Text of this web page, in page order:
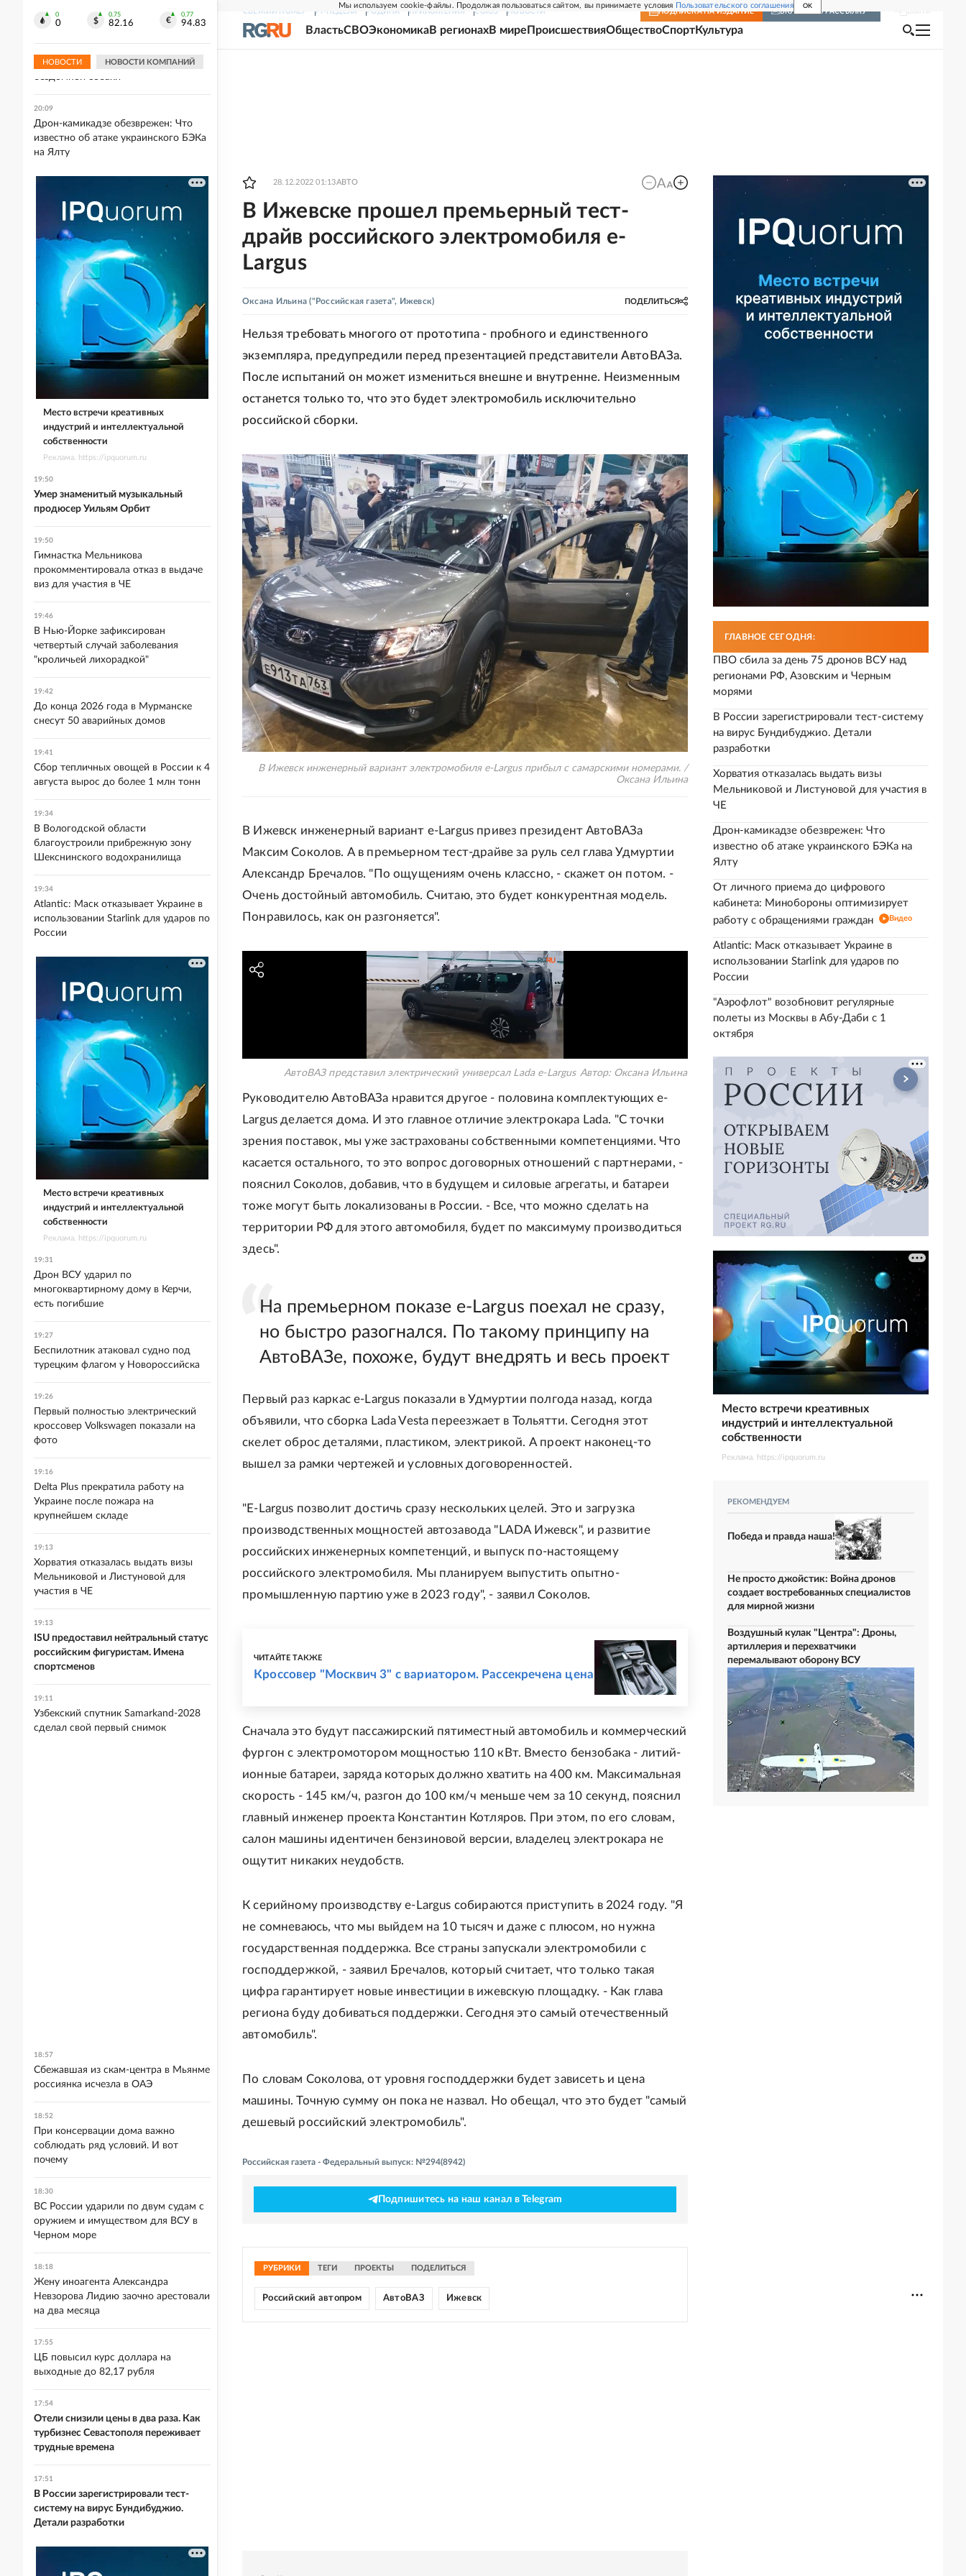
Мы используем cookie-файлы. Продолжая пользоваться сайтом, вы принимаете условия Пользовательского соглашения OK
СВЕЖИЙ НОМЕР РГ-НЕДЕЛЯ РОДИНА ПРИЛОЖЕНИЯ СОЮЗ НОВОСТИ ПОДПИСКА НА ИЗДАНИЕ ВКЛЮЧИТЬ РАССЫЛКУ
ВластьСВОЭкономикаВ регионахВ мире ПроисшествияОбществоСпортКультура
28.12.2022 01:13АВТО
В Ижевске прошел премьерный тест-
драйв российского электромобиля e-
Largus
Оксана Ильина ("Российская газета", Ижевск) ПОДЕЛИТЬСЯ
Нельзя требовать многого от прототипа - пробного и единственного
экземпляра, предупредили перед презентацией представители АвтоВАЗа.
После испытаний он может измениться внешне и внутренне. Неизменным
останется только то, что это будет электромобиль исключительно
российской сборки.
В Ижевск инженерный вариант электромобиля e-Largus прибыл с самарскими номерами. /
Оксана Ильина
В Ижевск инженерный вариант e-Largus привез президент АвтоВАЗа
Максим Соколов. А в премьерном тест-драйве за руль сел глава Удмуртии
Александр Бречалов. "По ощущениям очень классно, - скажет он потом. -
Очень достойный автомобиль. Считаю, это будет конкурентная модель.
Понравилось, как он разгоняется".
АвтоВАЗ представил электрический универсал Lada e-Largus Автор: Оксана Ильина
Руководителю АвтоВАЗа нравится другое - половина комплектующих e-
Largus делается дома. И это главное отличие электрокара Lada. "С точки
зрения поставок, мы уже застрахованы собственными компетенциями. Что
касается остального, то это вопрос договорных отношений с партнерами, -
пояснил Соколов, добавив, что в будущем и силовые агрегаты, и батареи
тоже могут быть локализованы в России. - Все, что можно сделать на
территории РФ для этого автомобиля, будет по максимуму производиться
здесь".
На премьерном показе e-Largus поехал не сразу,
но быстро разогнался. По такому принципу на
АвтоВАЗе, похоже, будут внедрять и весь проект
Первый раз каркас e-Largus показали в Удмуртии полгода назад, когда
объявили, что сборка Lada Vesta переезжает в Тольятти. Сегодня этот
скелет оброс деталями, пластиком, электрикой. А проект наконец-то
вышел за рамки чертежей и условных договоренностей.
"E-Largus позволит достичь сразу нескольких целей. Это и загрузка
производственных мощностей автозавода "LADA Ижевск", и развитие
российских инженерных компетенций, и выпуск по-настоящему
российского электромобиля. Мы планируем выпустить опытно-
промышленную партию уже в 2023 году", - заявил Соколов.
ЧИТАЙТЕ ТАКЖЕ
Кроссовер "Москвич 3" с вариатором. Рассекречена цена
Сначала это будут пассажирский пятиместный автомобиль и коммерческий
фургон с электромотором мощностью 110 кВт. Вместо бензобака - литий-
ионные батареи, заряда которых должно хватить на 400 км. Максимальная
скорость - 145 км/ч, разгон до 100 км/ч меньше чем за 10 секунд, пояснил
главный инженер проекта Константин Котляров. При этом, по его словам,
салон машины идентичен бензиновой версии, владелец электрокара не
ощутит никаких неудобств.
К серийному производству e-Largus собираются приступить в 2024 году. "Я
не сомневаюсь, что мы выйдем на 10 тысяч и даже с плюсом, но нужна
государственная поддержка. Все страны запускали электромобили с
господдержкой, - заявил Бречалов, который считает, что только такая
цифра гарантирует новые инвестиции в ижевскую площадку. - Как глава
региона буду добиваться поддержки. Сегодня это самый отечественный
автомобиль".
По словам Соколова, от уровня господдержки будет зависеть и цена
машины. Точную сумму он пока не назвал. Но обещал, что это будет "самый
дешевый российский электромобиль".
Российская газета - Федеральный выпуск: №294(8942)
Подпишитесь на наш канал в Telegram
РУБРИКИ ТЕГИ ПРОЕКТЫ ПОДЕЛИТЬСЯ
Российский автопром АвтоВАЗ Ижевск
ГЛАВНОЕ СЕГОДНЯ:
ПВО сбила за день 75 дронов ВСУ над
регионами РФ, Азовским и Черным
морями
В России зарегистрировали тест-систему
на вирус Бундибуджио. Детали
разработки
Хорватия отказалась выдать визы
Мельниковой и Листуновой для участия в
ЧЕ
Дрон-камикадзе обезврежен: Что
известно об атаке украинского БЭКа на
Ялту
От личного приема до цифрового
кабинета: Минобороны оптимизирует
работу с обращениями граждан
Видео
Atlantic: Маск отказывает Украине в
использовании Starlink для ударов по
России
"Аэрофлот" возобновит регулярные
полеты из Москвы в Абу-Даби с 1
октября
Место встречи креативных
индустрий и интеллектуальной
собственности
Реклама. https://ipquorum.ru
РЕКОМЕНДУЕМ
Победа и правда наша!
Не просто джойстик: Война дронов
создает востребованных специалистов
для мирной жизни
Воздушный кулак "Центра": Дроны,
артиллерия и перехватчики
перемалывают оборону ВСУ
0
0
0.75
82.16
0.77
94.83
НОВОСТИ НОВОСТИ КОМПАНИЙ
оштрафовали за нападение
бездомной собаки
20:09
Дрон-камикадзе обезврежен: Что
известно об атаке украинского БЭКа
на Ялту
Место встречи креативных
индустрий и интеллектуальной
собственности
Реклама. https://ipquorum.ru
19:50
Умер знаменитый музыкальный
продюсер Уильям Орбит
19:50
Гимнастка Мельникова
прокомментировала отказ в выдаче
виз для участия в ЧЕ
19:46
В Нью-Йорке зафиксирован
четвертый случай заболевания
"кроличьей лихорадкой"
19:42
До конца 2026 года в Мурманске
снесут 50 аварийных домов
19:41
Сбор тепличных овощей в России к 4
августа вырос до более 1 млн тонн
19:34
В Вологодской области
благоустроили прибрежную зону
Шекснинского водохранилища
19:34
Atlantic: Маск отказывает Украине в
использовании Starlink для ударов по
России
Место встречи креативных
индустрий и интеллектуальной
собственности
Реклама. https://ipquorum.ru
19:31
Дрон ВСУ ударил по
многоквартирному дому в Керчи,
есть погибшие
19:27
Беспилотник атаковал судно под
турецким флагом у Новороссийска
19:26
Первый полностью электрический
кроссовер Volkswagen показали на
фото
19:16
Delta Plus прекратила работу на
Украине после пожара на
крупнейшем складе
19:13
Хорватия отказалась выдать визы
Мельниковой и Листуновой для
участия в ЧЕ
19:13
ISU предоставил нейтральный статус
российским фигуристам. Имена
спортсменов
19:11
Узбекский спутник Samarkand-2028
сделал свой первый снимок
18:57
Сбежавшая из скам-центра в Мьянме
россиянка исчезла в ОАЭ
18:52
При консервации дома важно
соблюдать ряд условий. И вот
почему
18:30
ВС России ударили по двум судам с
оружием и имуществом для ВСУ в
Черном море
18:18
Жену иноагента Александра
Невзорова Лидию заочно арестовали
на два месяца
17:55
ЦБ повысил курс доллара на
выходные до 82,17 рубля
17:54
Отели снизили цены в два раза. Как
турбизнес Севастополя переживает
трудные времена
17:51
В России зарегистрировали тест-
систему на вирус Бундибуджио.
Детали разработки